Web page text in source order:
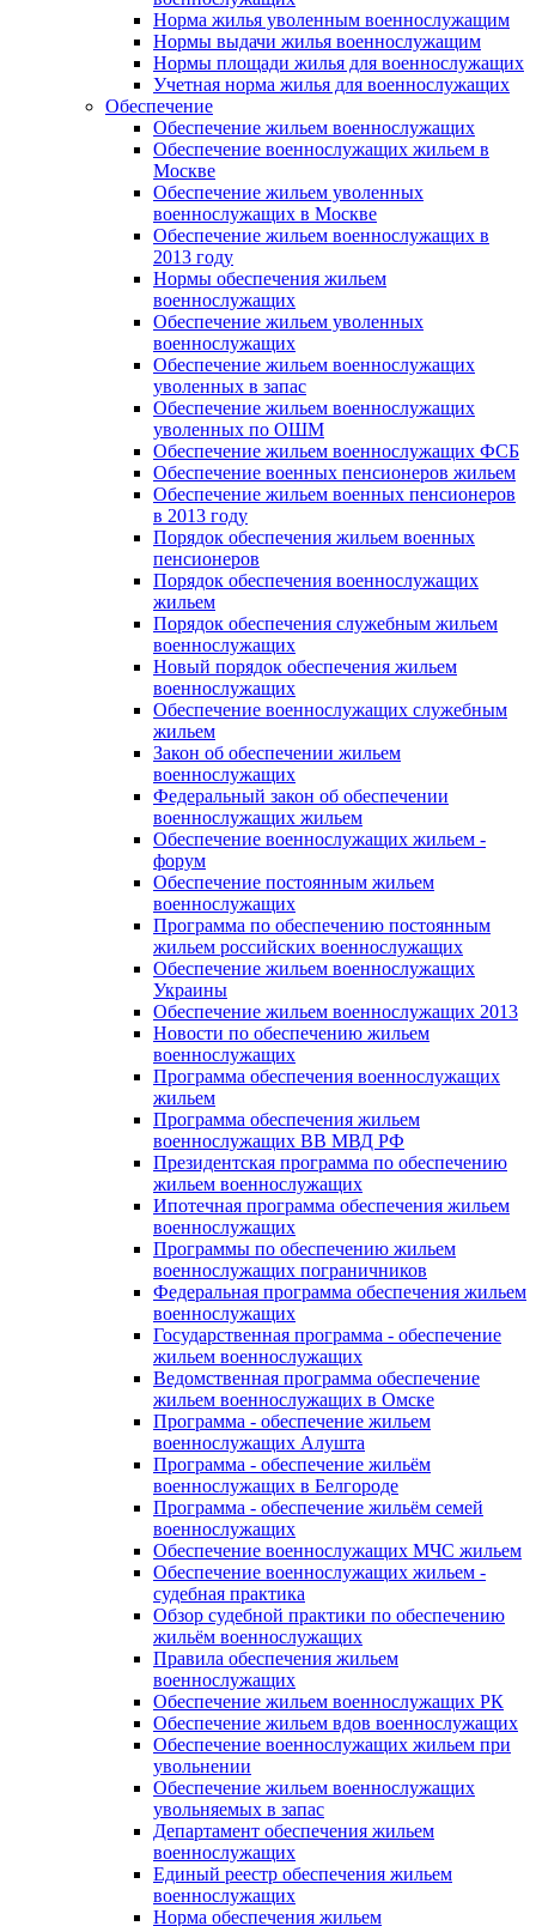
Норма жилья уволенным военнослужащим
Нормы выдачи жилья военнослужащим
Нормы площади жилья для военнослужащих
Учетная норма жилья для военнослужащих
Обеспечение
Обеспечение жильем военнослужащих
Обеспечение военнослужащих жильем в
Москве
Обеспечение жильем уволенных
военнослужащих в Москве
Обеспечение жильем военнослужащих в
2013 году
Нормы обеспечения жильем
военнослужащих
Обеспечение жильем уволенных
военнослужащих
Обеспечение жильем военнослужащих
уволенных в запас
Обеспечение жильем военнослужащих
уволенных по ОШМ
Обеспечение жильем военнослужащих ФСБ
Обеспечение военных пенсионеров жильем
Обеспечение жильем военных пенсионеров
в 2013 году
Порядок обеспечения жильем военных
пенсионеров
Порядок обеспечения военнослужащих
жильем
Порядок обеспечения служебным жильем
военнослужащих
Новый порядок обеспечения жильем
военнослужащих
Обеспечение военнослужащих служебным
жильем
Закон об обеспечении жильем
военнослужащих
Федеральный закон об обеспечении
военнослужащих жильем
Обеспечение военнослужащих жильем -
форум
Обеспечение постоянным жильем
военнослужащих
Программа по обеспечению постоянным
жильем российских военнослужащих
Обеспечение жильем военнослужащих
Украины
Обеспечение жильем военнослужащих 2013
Новости по обеспечению жильем
военнослужащих
Программа обеспечения военнослужащих
жильем
Программа обеспечения жильем
военнослужащих ВВ МВД РФ
Президентская программа по обеспечению
жильем военнослужащих
Ипотечная программа обеспечения жильем
военнослужащих
Программы по обеспечению жильем
военнослужащих пограничников
Федеральная программа обеспечения жильем
военнослужащих
Государственная программа - обеспечение
жильем военнослужащих
Ведомственная программа обеспечение
жильем военнослужащих в Омске
Программа - обеспечение жильем
военнослужащих Алушта
Программа - обеспечение жильём
военнослужащих в Белгороде
Программа - обеспечение жильём семей
военнослужащих
Обеспечение военнослужащих МЧС жильем
Обеспечение военнослужащих жильем -
судебная практика
Обзор судебной практики по обеспечению
жильём военнослужащих
Правила обеспечения жильем
военнослужащих
Обеспечение жильем военнослужащих РК
Обеспечение жильем вдов военнослужащих
Обеспечение военнослужащих жильем при
увольнении
Обеспечение жильем военнослужащих
увольняемых в запас
Департамент обеспечения жильем
военнослужащих
Единый реестр обеспечения жильем
военнослужащих
Норма обеспечения жильем